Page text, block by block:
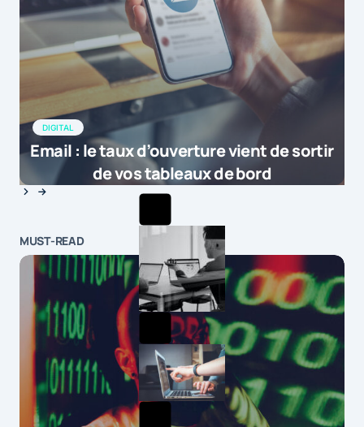
DIGITAL
Email : le taux d’ouverture vient de sortir
de vos tableaux de bord
MUST-READ